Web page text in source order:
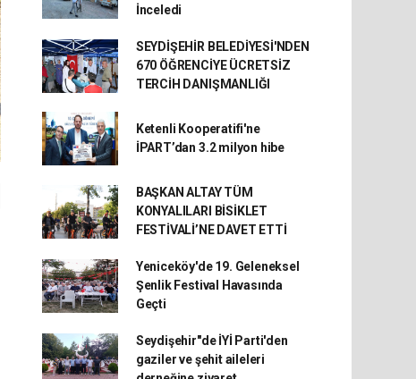
İnceledi
SEYDİŞEHİR BELEDİYESİ'NDEN
670 ÖĞRENCİYE ÜCRETSİZ
TERCİH DANIŞMANLIĞI
Ketenli Kooperatifi'ne
İPART’dan 3.2 milyon hibe
BAŞKAN ALTAY TÜM
KONYALILARI BİSİKLET
FESTİVALİ’NE DAVET ETTİ
Yeniceköy'de 19. Geleneksel
Şenlik Festival Havasında
Geçti
Seydişehir"de İYİ Parti'den
gaziler ve şehit aileleri